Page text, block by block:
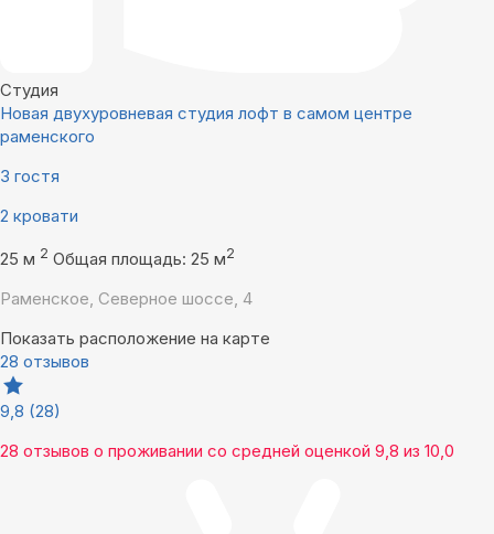
Студия
Новая двухуровневая студия лофт в самом центре
раменского
3 гостя
2 кровати
25 м 2 Общая площадь: 25 м2
Раменское, Северное шоссе, 4
Показать расположение на карте
28 отзывов
9,8 (28)
28 отзывов о проживании со средней оценкой 9,8 из 10,0